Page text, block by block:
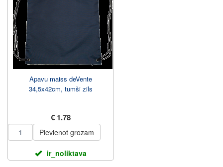
Apavu maiss deVente
34,5x42cm, tumši zils
€ 1.78
Pievienot grozam
ir_noliktava